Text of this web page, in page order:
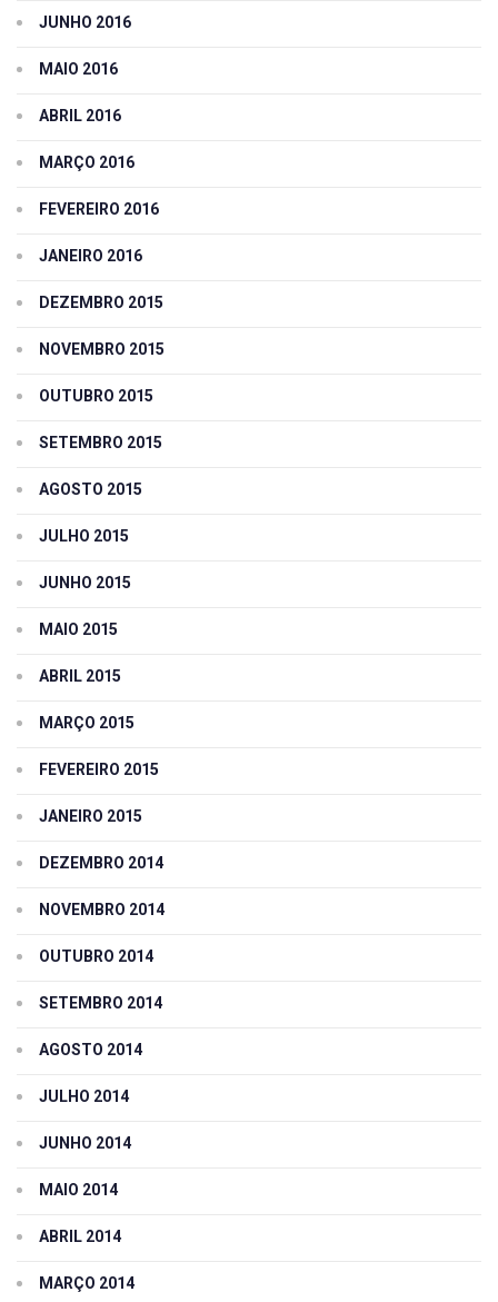
JUNHO 2016
MAIO 2016
ABRIL 2016
MARÇO 2016
FEVEREIRO 2016
JANEIRO 2016
DEZEMBRO 2015
NOVEMBRO 2015
OUTUBRO 2015
SETEMBRO 2015
AGOSTO 2015
JULHO 2015
JUNHO 2015
MAIO 2015
ABRIL 2015
MARÇO 2015
FEVEREIRO 2015
JANEIRO 2015
DEZEMBRO 2014
NOVEMBRO 2014
OUTUBRO 2014
SETEMBRO 2014
AGOSTO 2014
JULHO 2014
JUNHO 2014
MAIO 2014
ABRIL 2014
MARÇO 2014